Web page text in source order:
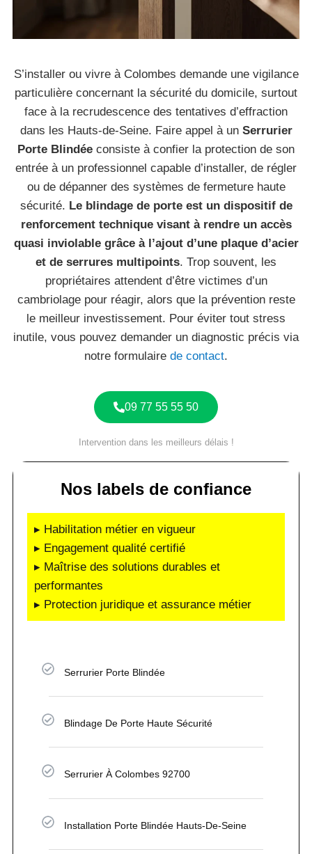
S’installer ou vivre à Colombes demande une vigilance
particulière concernant la sécurité du domicile, surtout
face à la recrudescence des tentatives d’effraction
dans les Hauts-de-Seine. Faire appel à un Serrurier
Porte Blindée consiste à confier la protection de son
entrée à un professionnel capable d’installer, de régler
ou de dépanner des systèmes de fermeture haute
sécurité. Le blindage de porte est un dispositif de
renforcement technique visant à rendre un accès
quasi inviolable grâce à l’ajout d’une plaque d’acier
et de serrures multipoints. Trop souvent, les
propriétaires attendent d’être victimes d’un
cambriolage pour réagir, alors que la prévention reste
le meilleur investissement. Pour éviter tout stress
inutile, vous pouvez demander un diagnostic précis via
notre formulaire de contact.
09 77 55 55 50
Intervention dans les meilleurs délais !
Nos labels de confiance
▸ Habilitation métier en vigueur
▸ Engagement qualité certifié
▸ Maîtrise des solutions durables et
performantes
▸ Protection juridique et assurance métier
Serrurier Porte Blindée
Blindage De Porte Haute Sécurité
Serrurier À Colombes 92700
Installation Porte Blindée Hauts-De-Seine